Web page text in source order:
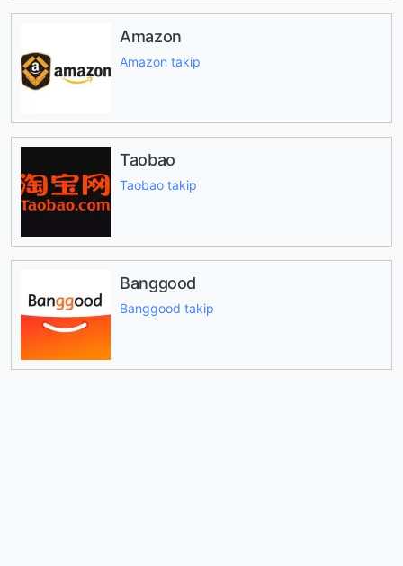
Amazon
Amazon takip
Taobao
Taobao takip
Banggood
Banggood takip